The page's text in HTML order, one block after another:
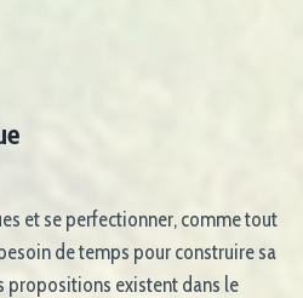
et se perfectionner, comme tout
de temps pour construire sa
propositions existent dans le